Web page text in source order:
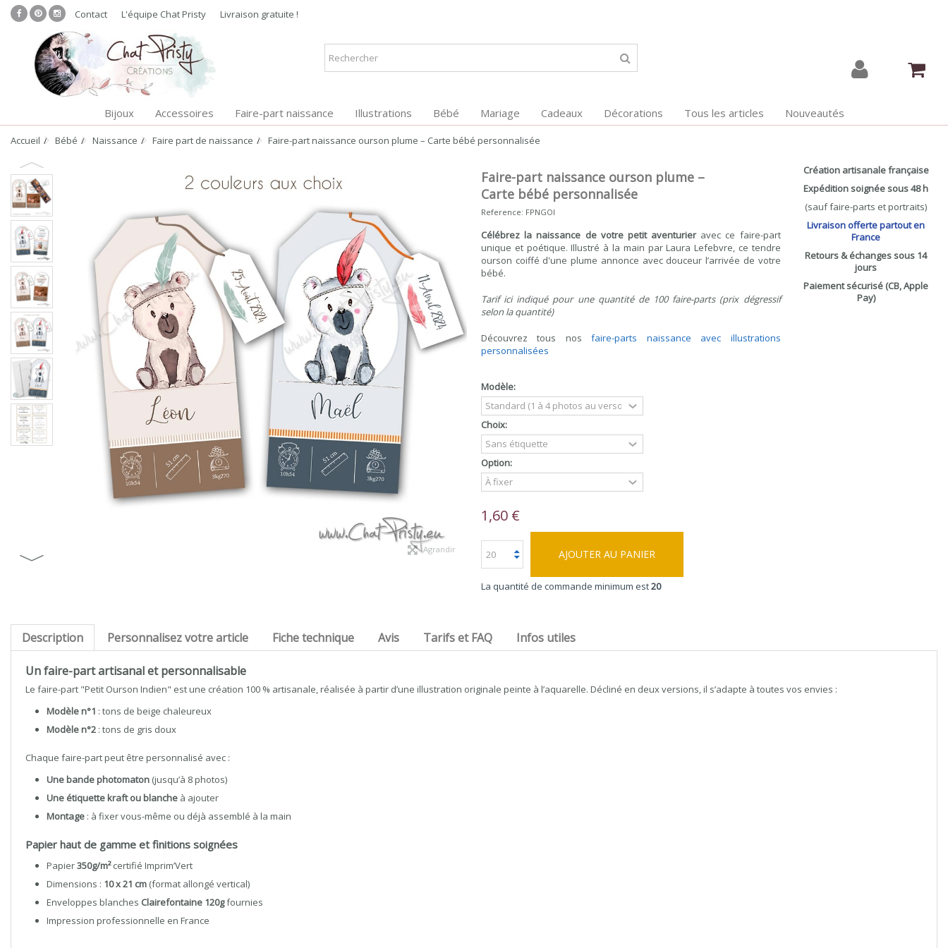
Contact L'équipe Chat Pristy Livraison gratuite !
Bijoux Accessoires Faire-part naissance Illustrations Bébé Mariage Cadeaux Décorations Tous les articles Nouveautés
Accueil Bébé Naissance Faire part de naissance Faire-part naissance ourson plume – Carte bébé personnalisée
Agrandir
Faire-part naissance ourson plume –
Carte bébé personnalisée
Reference: FPNGOI
Célébrez la naissance de votre petit aventurieravec ce faire-part
unique et poétique. Illustré à la main par Laura Lefebvre, ce tendre
ourson coiffé d'une plume annonce avec douceur l’arrivée de votre
bébé.
Tarif ici indiqué pour une quantité de 100 faire-parts (prix dégressif
selon la quantité)
Découvrez tous nosfaire-parts naissance avec illustrations
personnalisées
Modèle:
Choix:
Option:
1,60 €
AJOUTER AU PANIER
La quantité de commande minimum est20
Création artisanale française
Expédition soignée sous 48 h
(sauf faire-parts et portraits)
Livraison offerte partout en
France
Retours & échanges sous 14
jours
Paiement sécurisé (CB, Apple
Pay)
Description Personnalisez votre article Fiche technique Avis Tarifs et FAQ Infos utiles
Un faire-part artisanal et personnalisable
Le faire-part "Petit Ourson Indien" est une création 100 % artisanale, réalisée à partir d’une illustration originale peinte à l’aquarelle. Décliné en deux versions, il s’adapte à toutes vos envies :
Modèle n°1 : tons de beige chaleureux
Modèle n°2 : tons de gris doux
Chaque faire-part peut être personnalisé avec :
Une bande photomaton (jusqu’à 8 photos)
Une étiquette kraft ou blanche à ajouter
Montage : à fixer vous-même ou déjà assemblé à la main
Papier haut de gamme et finitions soignées
Papier350g/m²certifié Imprim’Vert
Dimensions : 10 x 21 cm (format allongé vertical)
Enveloppes blanches Clairefontaine 120gfournies
Impression professionnelle en France